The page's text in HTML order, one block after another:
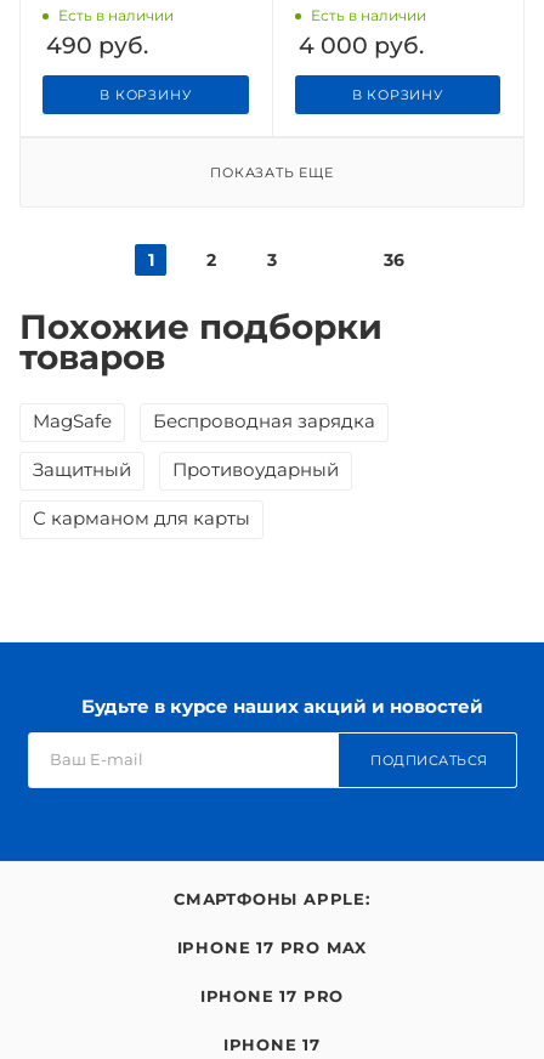
прозрачный
Есть в наличии
490 руб.
В КОРЗИНУ
Magsafe Winter Blue
Есть в наличии
4 000 руб.
В КОРЗИНУ
ПОКАЗАТЬ ЕЩЕ
1 2 3 36
Похожие подборки
товаров
MagSafe Беспроводная зарядка
Защитный Противоударный
С карманом для карты
Будьте в курсе наших акций и новостей
ПОДПИСАТЬСЯ
СМАРТФОНЫ APPLE:
IPHONE 17 PRO MAX
IPHONE 17 PRO
IPHONE 17